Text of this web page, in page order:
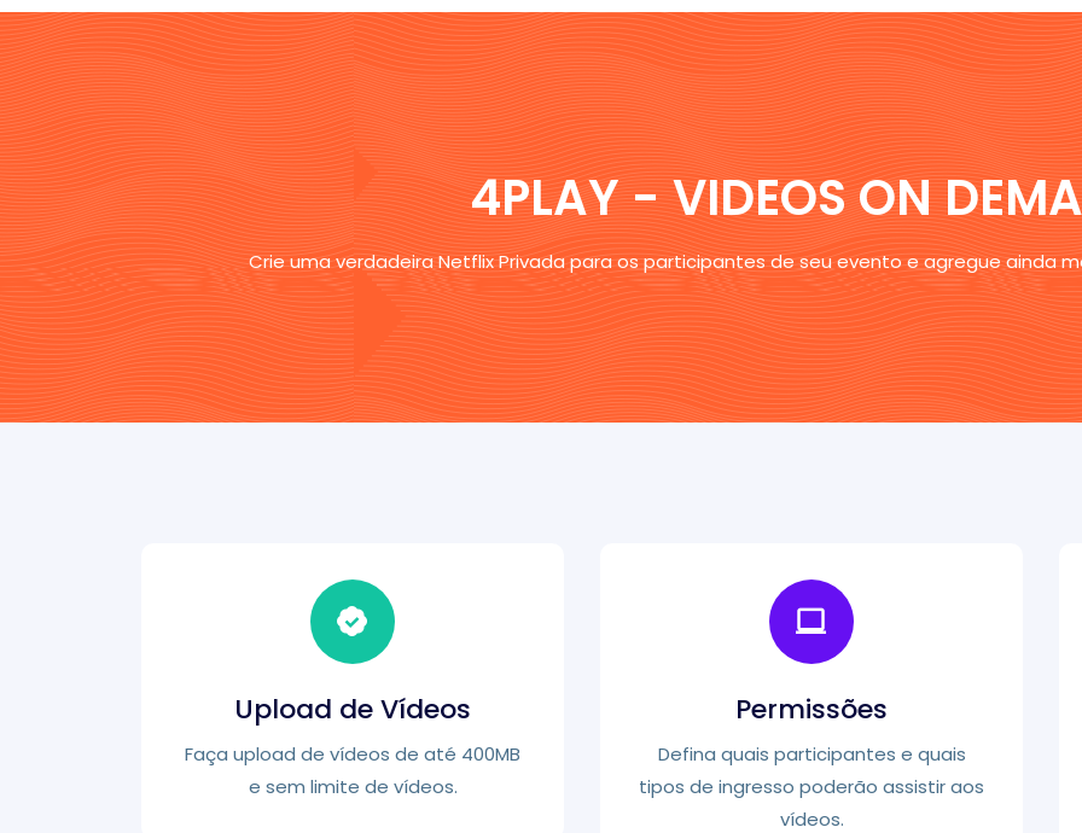
4PLAY - VIDEOS ON
Crie uma verdadeira Netflix Privada para os participantes de seu evento e agregue ainda
Upload de Vídeos
Faça upload de vídeos de até 400MB
e sem limite de vídeos.
Permissões
Defina quais participantes e quais
tipos de ingresso poderão assistir aos
vídeos.